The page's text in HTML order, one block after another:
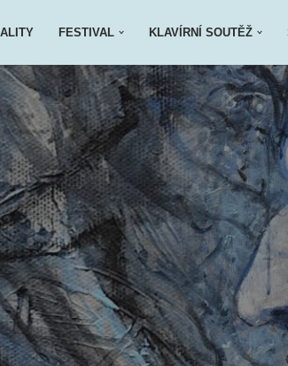
FESTIVAL KLAVÍRNÍ SOUTĚŽ